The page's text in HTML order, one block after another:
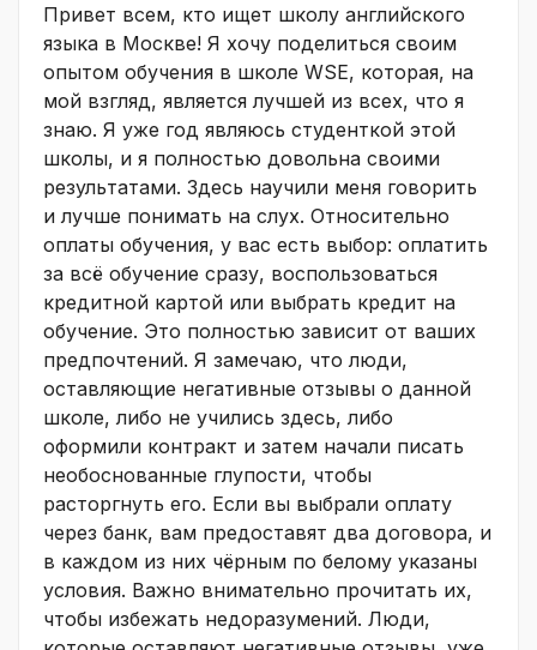
Привет всем, кто ищет школу английского
языка в Москве! Я хочу поделиться своим
опытом обучения в школе WSE, которая, на
мой взгляд, является лучшей из всех, что я
знаю. Я уже год являюсь студенткой этой
школы, и я полностью довольна своими
результатами. Здесь научили меня говорить
и лучше понимать на слух. Относительно
оплаты обучения, у вас есть выбор: оплатить
за всё обучение сразу, воспользоваться
кредитной картой или выбрать кредит на
обучение. Это полностью зависит от ваших
предпочтений. Я замечаю, что люди,
оставляющие негативные отзывы о данной
школе, либо не учились здесь, либо
оформили контракт и затем начали писать
необоснованные глупости, чтобы
расторгнуть его. Если вы выбрали оплату
через банк, вам предоставят два договора, и
в каждом из них чёрным по белому указаны
условия. Важно внимательно прочитать их,
чтобы избежать недоразумений. Люди,